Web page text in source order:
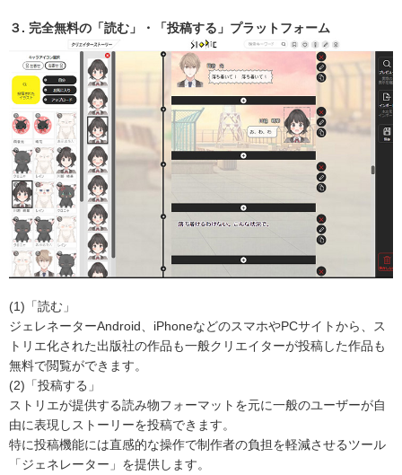
３. 完全無料の「読む」・「投稿する」プラットフォーム
(1)「読む」
ジェレネーターAndroid、iPhoneなどのスマホやPCサイトから、ス
トリエ化された出版社の作品も一般クリエイターが投稿した作品も
無料で閲覧ができます。
(2)「投稿する」
ストリエが提供する読み物フォーマットを元に一般のユーザーが自
由に表現しストーリーを投稿できます。
特に投稿機能には直感的な操作で制作者の負担を軽減させるツール
「ジェネレーター」を提供します。